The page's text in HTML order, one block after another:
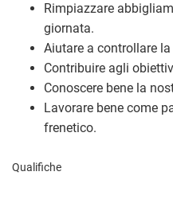
Rimpiazzare
giornata.
Aiutare a controllare
Contribuire agli
Conoscere bene la
Lavorare bene come
frenetico.
Qualifiche